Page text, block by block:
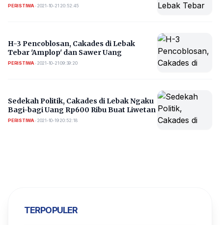
PERISTIWA• 2021-10-21 20:52:45
H-3 Pencoblosan, Cakades di Lebak
Tebar 'Amplop' dan Sawer Uang
PERISTIWA• 2021-10-21 09:39:20
Sedekah Politik, Cakades di Lebak Ngaku
Bagi-bagi Uang Rp600 Ribu Buat Liwetan
PERISTIWA• 2021-10-19 20:52:18
TERPOPULER